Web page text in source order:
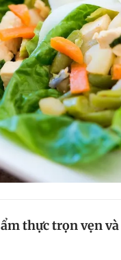
thực trọn vẹn